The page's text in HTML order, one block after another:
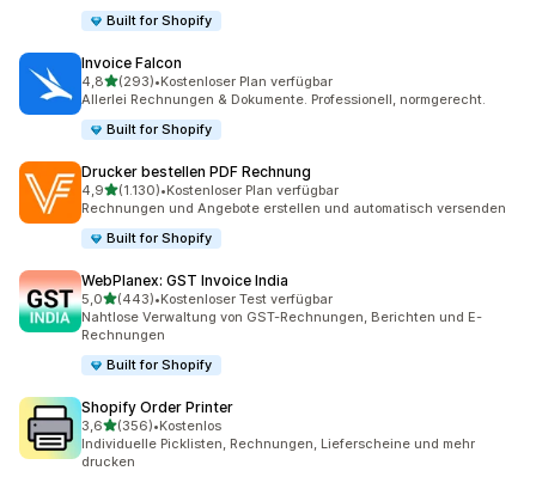
Built for Shopify
Invoice Falcon
4,8von 5 Sternen
(293)
293 Rezensionen insgesamt
•Kostenloser Plan verfügbar
Allerlei Rechnungen & Dokumente. Professionell, normgerecht.
Built for Shopify
Drucker bestellen PDF Rechnung
4,9von 5 Sternen
(1.130)
1130 Rezensionen insgesamt
•Kostenloser Plan verfügbar
Rechnungen und Angebote erstellen und automatisch versenden
Built for Shopify
WebPlanex: GST Invoice India
5,0von 5 Sternen
(443)
443 Rezensionen insgesamt
•Kostenloser Test verfügbar
Nahtlose Verwaltung von GST-Rechnungen, Berichten und E-
Rechnungen
Built for Shopify
Shopify Order Printer
3,6von 5 Sternen
(356)
356 Rezensionen insgesamt
•Kostenlos
Individuelle Picklisten, Rechnungen, Lieferscheine und mehr
drucken